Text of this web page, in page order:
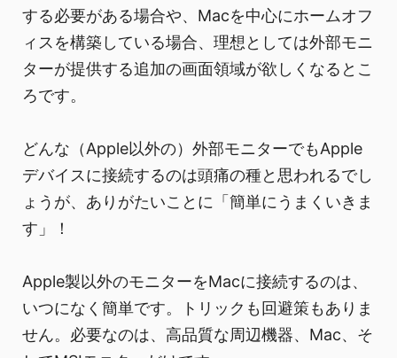
する必要がある場合や、Macを中心にホームオフ
ィスを構築している場合、理想としては外部モニ
ターが提供する追加の画面領域が欲しくなるとこ
ろです。
どんな（Apple以外の）外部モニターでもApple
デバイスに接続するのは頭痛の種と思われるでし
ょうが、ありがたいことに「簡単にうまくいきま
す」！
Apple製以外のモニターをMacに接続するのは、
いつになく簡単です。トリックも回避策もありま
せん。必要なのは、高品質な周辺機器、Mac、そ